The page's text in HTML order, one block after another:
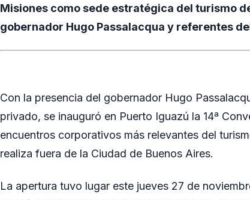
Misiones como sede estratégica del turismo
gobernador Hugo Passalacqua y referentes
Con la presencia del gobernador Hugo
privado, se inauguró en Puerto Iguazú la 14ª
encuentros corporativos más relevantes del
realiza fuera de la Ciudad de Buenos Aires.
La apertura tuvo lugar este jueves 27 de